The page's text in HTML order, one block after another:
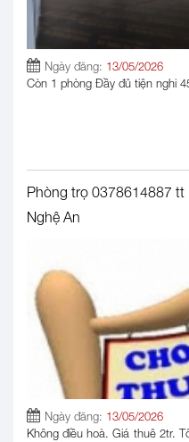
Ngày đăng: 13/05/2026
Còn 1 phòng Đầy đủ tiện nghi
Phòng trọ 0378614887
Nghệ An
Ngày đăng: 13/05/2026
Không điều hoà. Giá thuê 2tr.